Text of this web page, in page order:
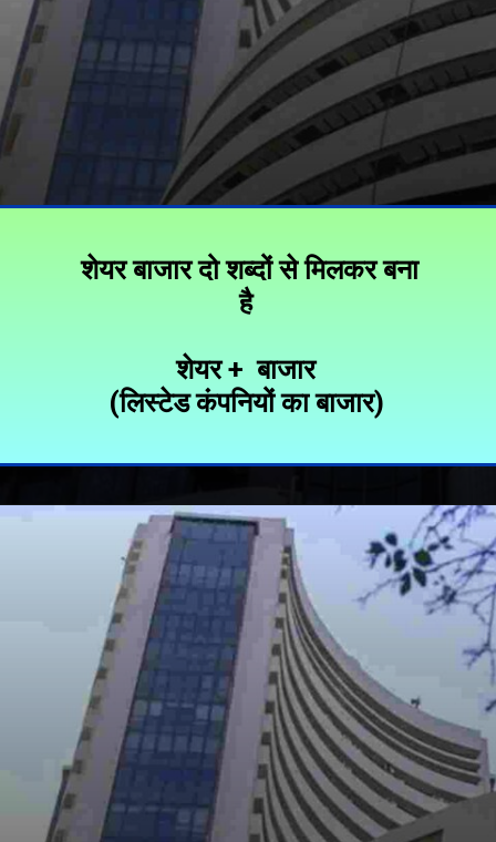
शेयर बाजार दो शब्दों से मिलकर बना
है
शेयर + बाजार
(लिस्टेड कंपनियों का बाजार)